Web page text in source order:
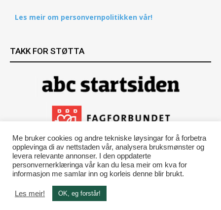
Les meir om personvernpolitikken vår!
TAKK FOR STØTTA
Me bruker cookies og andre tekniske løysingar for å forbetra
opplevinga di av nettstaden vår, analysera bruksmønster og
levera relevante annonser. I den oppdaterte
personvernerklæringa vår kan du lesa meir om kva for
informasjon me samlar inn og korleis denne blir brukt.
Les meir! OK, eg forstår!